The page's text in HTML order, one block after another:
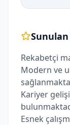
Rekabetçi
Modern ve
Kariyer
Esnek